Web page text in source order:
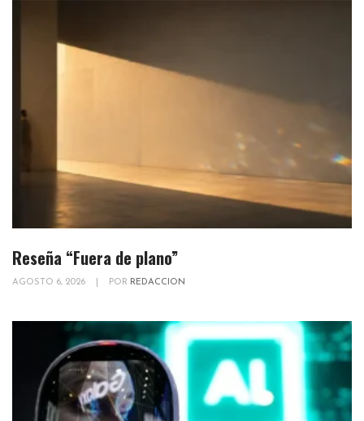
Reseña “Fuera de plano”
AGOSTO 6, 2026 POR REDACCION